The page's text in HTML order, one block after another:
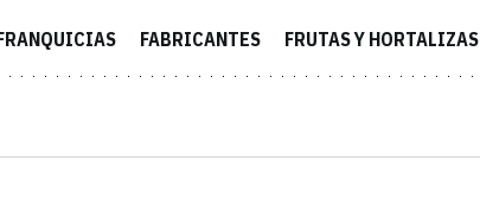
FABRICANTES FRUTAS Y HORTALIZAS